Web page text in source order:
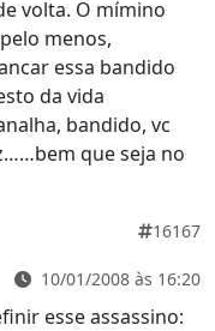
volta. O mímino
menos,
essa bandido
da vida
bandido, vc
que seja no
16167
10/01/2008 às 16:20
esse assassino: